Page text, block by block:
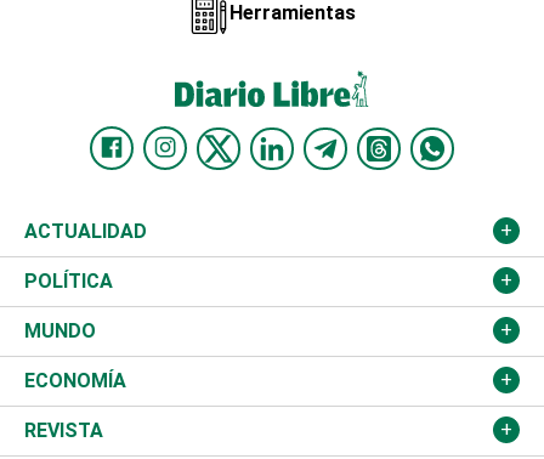
Herramientas
ACTUALIDAD
Nacional
Ciudad
Educación
Salud
POLÍTICA
Partidos
JCE
TSE
MUNDO
Estados Unidos
América Latina
ECONOMÍA
Finanzas
REVISTA